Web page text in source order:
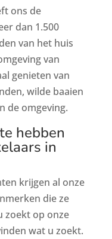
ons de
dan 1.500
van het huis
van
genieten van
wilde baaien
de omgeving.
hebben
in
krijgen al onze
die ze
zoekt op onze
wat u zoekt.